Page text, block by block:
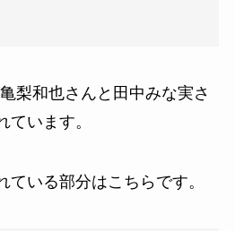
梨和也さんと田中みな実さ
ています。
ている部分はこちらです。